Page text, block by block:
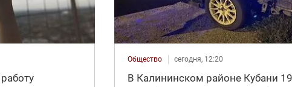
Общество сегодня, 12:20
В Калининском районе Кубани